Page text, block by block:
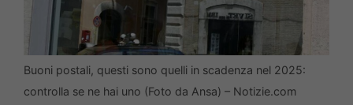
Buoni postali, questi sono quelli in scadenza nel 2025:
controlla se ne hai uno (Foto da Ansa) – Notizie.com